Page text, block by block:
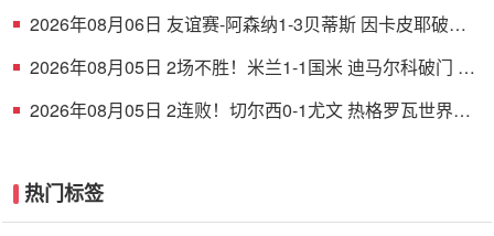
2026年08月06日 友谊赛-阿森纳1-3贝蒂斯 因卡皮耶破门
2026年08月05日 2场不胜！米兰1-1国米 迪马尔科破门 恩
2026年08月05日 2连败！切尔西0-1尤文 热格罗瓦世界波
热门标签